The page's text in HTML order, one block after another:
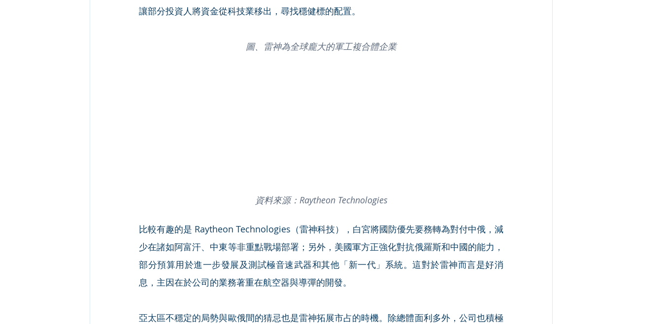
讓部分投資人將資金從科技業移出，尋找穩健標的配置。
圖、雷神為全球龐大的軍工複合體企業
資料來源：Raytheon Technologies
比較有趣的是 Raytheon Technologies（雷神科技），白宮將國防優先要務轉為對付中俄，減
少在諸如阿富汗、中東等非重點戰場部署；另外，美國軍方正強化對抗俄羅斯和中國的能力，
部分預算用於進一步發展及測試極音速武器和其他「新一代」系統。這對於雷神而言是好消
息，主因在於公司的業務著重在航空器與導彈的開發。
亞太區不穩定的局勢與歐俄間的猜忌也是雷神拓展市占的時機。除總體面利多外，公司也積極